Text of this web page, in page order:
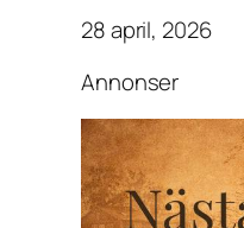
28 april, 2026
Annonser